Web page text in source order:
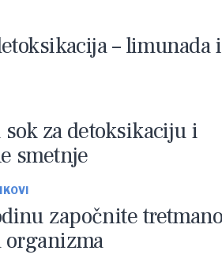
– limunada i
za detoksikaciju i
smetnje
započnite
organizma